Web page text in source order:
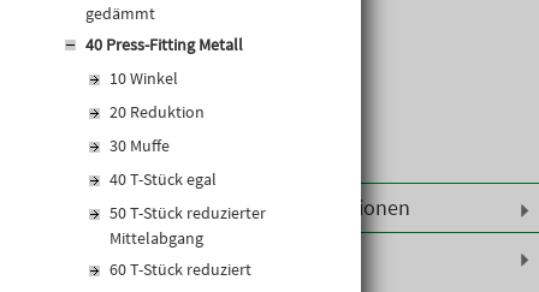
AGB'S
EUROSYS TROCKENBAUSYSTEM
gedämmt
40 Press-Fitting Metall
10 Winkel
20 Reduktion
30 Muffe
40 T-Stück egal
50 T-Stück reduzierter
Mittelabgang
60 T-Stück reduziert
Weiterführende Informationen
Produktinformationen